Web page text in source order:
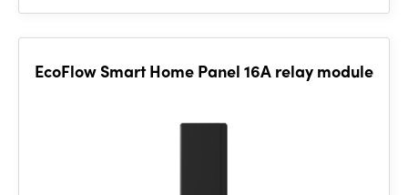
EcoFlow Smart Home Panel 16A relay module